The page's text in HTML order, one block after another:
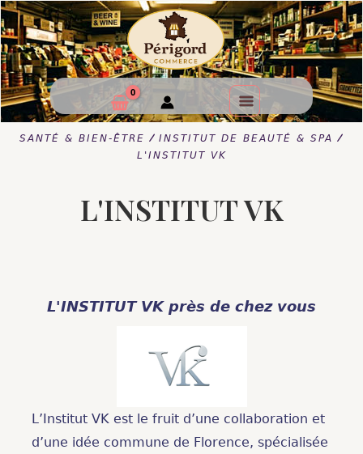
SANTÉ & BIEN-ÊTRE / INSTITUT DE BEAUTÉ & SPA /
L'INSTITUT VK
L'INSTITUT VK
L'INSTITUT VK près de chez vous
L’Institut VK est le fruit d’une collaboration et
d’une idée commune de Florence, spécialisée